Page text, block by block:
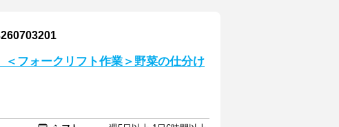
＜フォークリフト作業＞野菜の仕分け